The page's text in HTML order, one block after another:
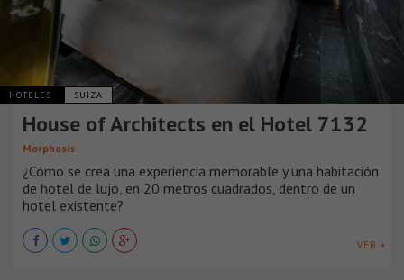
HOTELES SUIZA
House of Architects en el Hotel 7132
Morphosis
¿Cómo se crea una experiencia memorable y una habitación
de hotel de lujo, en 20 metros cuadrados, dentro de un
hotel existente?
VER +